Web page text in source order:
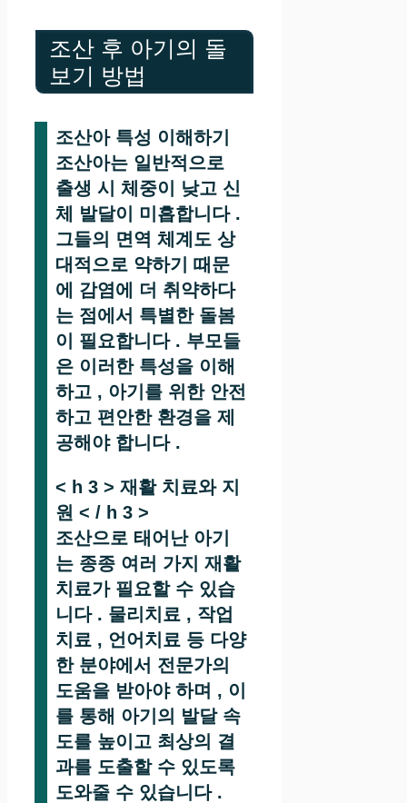
조산 후 아기의 돌
보기 방법
조산아 특성 이해하기
조산아는 일반적으로
출생 시 체중이 낮고 신
체 발달이 미흡합니다 .
그들의 면역 체계도 상
대적으로 약하기 때문
에 감염에 더 취약하다
는 점에서 특별한 돌봄
이 필요합니다 . 부모들
은 이러한 특성을 이해
하고 , 아기를 위한 안전
하고 편안한 환경을 제
공해야 합니다 .
< h 3 > 재활 치료와 지
원 < / h 3 >
조산으로 태어난 아기
는 종종 여러 가지 재활
치료가 필요할 수 있습
니다 . 물리치료 , 작업
치료 , 언어치료 등 다양
한 분야에서 전문가의
도움을 받아야 하며 , 이
를 통해 아기의 발달 속
도를 높이고 최상의 결
과를 도출할 수 있도록
도와줄 수 있습니다 .